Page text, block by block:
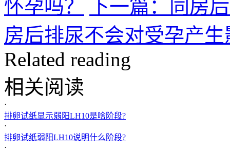
怀孕吗？
下一篇：同房
房后排尿不会对受孕产
Related reading
相关阅读
·
排卵试纸显示弱阳LH10是啥阶段?
·
排卵试纸弱阳LH10说明什么阶段?
·